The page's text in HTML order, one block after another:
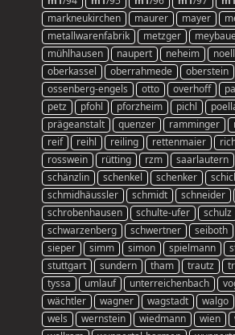
markneukirchen
maurer mayer
metallwarenfabrik
metzger
mühlhausen
naupert neheim
oberkassel
oberrahmede oberstein
ossenberg-engels
otto overhoff
petz
pfohl pforzheim pichl
prägeanstalt
quenzer ramminger
reif
reihl reiling rettenmaier
rosswein
rütting rzm saarlautern
schänzlin
schenkel schenker
schmidhäussler
schmidt schneider
schrobenhausen
schulte-ufer schulz
schwarzenberg
schwertner seiboth
sieper
simm simon spielmann
stuttgart
sundern tham trautz
tyssa
umlauf unterreichenbach
wächtler
wagner wagstadt walgo
wels
wernstein wiedmann wien